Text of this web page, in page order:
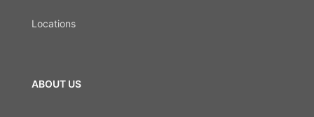
Locations
ABOUT US